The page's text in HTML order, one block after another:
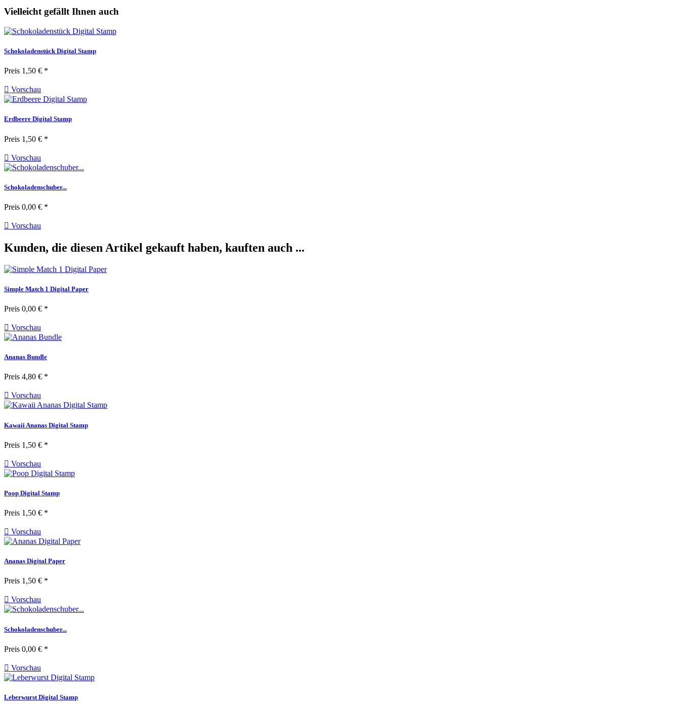
Vielleicht gefällt Ihnen auch
Schokoladenstück Digital Stamp
Preis 1,50 € *
 Vorschau
Erdbeere Digital Stamp
Preis 1,50 € *
 Vorschau
Schokoladenschuber...
Preis 0,00 € *
 Vorschau
Kunden, die diesen Artikel gekauft haben, kauften auch ...
Simple Match 1 Digital Paper
Preis 0,00 € *
 Vorschau
Ananas Bundle
Preis 4,80 € *
 Vorschau
Kawaii Ananas Digital Stamp
Preis 1,50 € *
 Vorschau
Poop Digital Stamp
Preis 1,50 € *
 Vorschau
Ananas Digital Paper
Preis 1,50 € *
 Vorschau
Schokoladenschuber...
Preis 0,00 € *
 Vorschau
Leberwurst Digital Stamp